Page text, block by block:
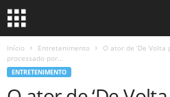
Início Entretenimento
O ator de ‘De Volta
processado por...
ENTRETENIMENTO